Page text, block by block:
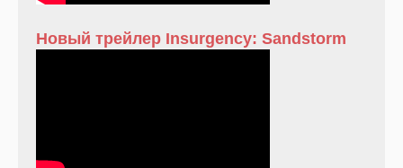
Новый трейлер Insurgency: Sandstorm